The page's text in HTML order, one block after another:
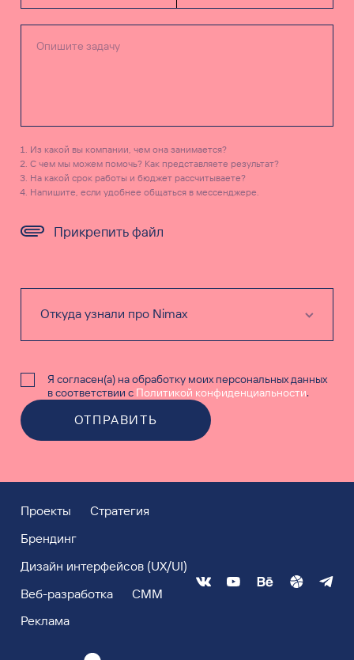
Прикрепить файл
Из какой вы компании, чем она занимается?
С чем мы можем помочь? Как представляете результат?
На какой срок работы и бюджет рассчитываете?
Напишите, если удобнее общаться в мессенджере.
Я согласен(а) на обработку моих персональных данных
в соответствии с Политикой конфиденциальности.
ОТПРАВИТЬ
Проекты
Стратегия
Брендинг
Дизайн интерфейсов (UX/UI)
Веб-разработка
СММ
Реклама